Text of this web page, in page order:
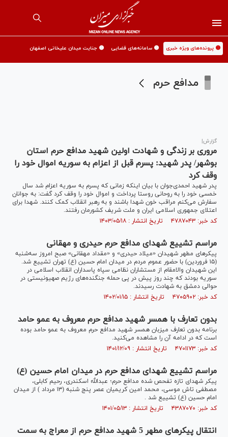
🟡 پرونده‌های ویژه خبری 🟡 سامانه‌های قضایی 🟡 جنایت میدان علیخانی اصفهان
مدافع حرم
گزارش|
مروری بر زندگی و شهادت اولین شهید مدافع حرم استان
بوشهر/ پدر شهید: پسرم قبل از اعزام به سوریه اموال خود را
وقف کرد
پدر شهید احمدی‌جوان با بیان اینکه زمانی که پسرم به سوریه اعزام شد سال
خمسی خود را به روحانی روستا پرداخت و اموال خود را وقف کرد گفت: به جوانان
سفارش می‌کنم مراقب خون شهدا باشند و به رهبر انقلاب کمک کنند. شهدا برای
اعتلای جمهوری اسلامی ایران و ملت شریف کشورمان رفتند.
کد خبر: ۴۷۸۷۰۴۳ تاریخ انتشار : ۱۴۰۳/۰۵/۱۸
مراسم تشییع شهدای مدافع حرم حیدری و مهقانی
پیکر‌های مطهر شهیدان «میلاد حیدری» و «مقداد مهقانی» صبح امروز سه‌شنبه
(۱۵ فروردین) با حضور عموم مردم در میدان امام حسین (ع) تهران تشییع شد.
این شهیدان والامقام از مستشاران نظامی سپاه پاسداران انقلاب اسلامی در
سوریه بودند که چند روز پیش در پی حمله جنگنده‌های رژیم صهیونیستی در
حوالی دمشق به شهادت رسیدند.
کد خبر: ۴۷۰۵۹۰۲ تاریخ انتشار : ۱۴۰۲/۰۱/۱۵
بدون تعارف با همسر شهید مدافع حرم معروف به عمو حامد
برنامه بدون تعارف میزبان همسر شهید مدافع حرم معروف به عمو حامد بوده
است که در ادامه آن را مشاهده می‌کنید.
کد خبر: ۴۷۰۱۱۷۳ تاریخ انتشار : ۱۴۰۱/۱۲/۰۹
مراسم تشییع شهدای مدافع حرم در میدان امام حسین (ع)
پیکر شهدای تازه تفحص شده مدافع حرم؛ عبدالله اسکندری، رحیم کابلی،
مصطفی تاش موسی، محمد امین کریمیان عصر پنج شنبه (۱۳ مرداد ) از میدان
امام حسین (ع) تشییع شد .
کد خبر: ۴۳۸۷۰۷۰ تاریخ انتشار : ۱۴۰۱/۰۵/۱۳
انتقال پیکرهای مطهر 5 شهید مدافع حرم از معراج به سمت